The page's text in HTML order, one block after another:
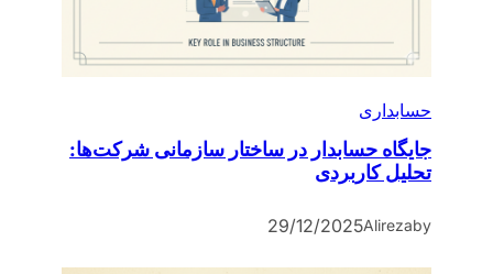
حسابداری
جایگاه حسابدار در ساختار سازمانی شرکت‌ها:
تحلیل کاربردی
by
Alireza
29/12/2025